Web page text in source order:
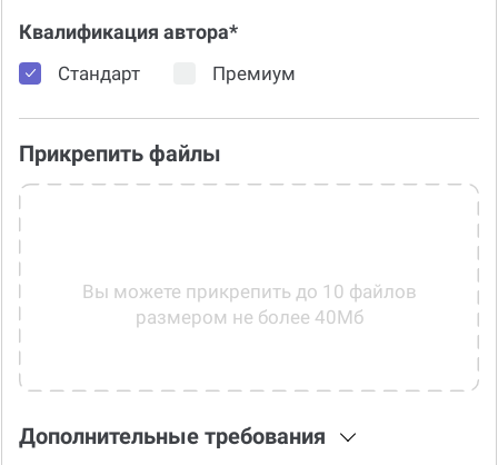
Квалификация автора*
Стандарт Премиум
Прикрепить файлы
Вы можете прикрепить до 10 файлов
размером не более 40Мб
Дополнительные требования